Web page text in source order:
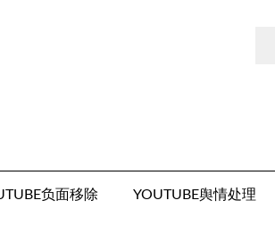
负面移除 YOUTUBE舆情处理